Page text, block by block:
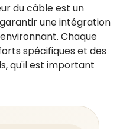
du câble est un
une intégration
Chaque
spécifiques et des
qu'il est important